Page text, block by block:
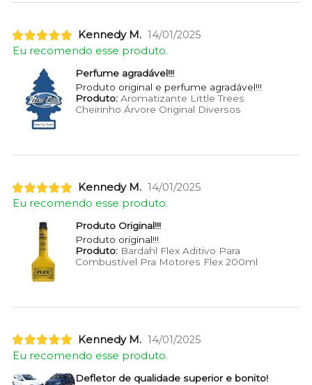
Kennedy M. 14/01/2025
Eu recomendo esse produto.
Perfume agradável!!!
Produto original e perfume agradável!!!
Produto:Aromatizante Little Trees
Cheirinho Árvore Original Diversos
Kennedy M. 14/01/2025
Eu recomendo esse produto.
Produto Original!!!
Produto original!!!
Produto:Bardahl Flex Aditivo Para
Combustível Pra Motores Flex 200ml
Kennedy M. 14/01/2025
Eu recomendo esse produto.
Defletor de qualidade superior e bonito!